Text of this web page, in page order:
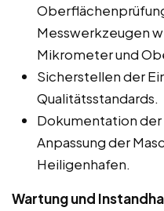
Messwerkzeugen
Mikrometer und
Sicherstellen der
Qualitätsstandards.
Dokumentation der
Anpassung der
Heiligenhafen.
Wartung und